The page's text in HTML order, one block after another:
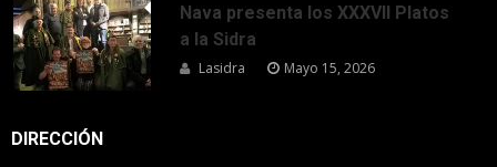
Nava presenta los XXXVII Platos
a la Sidra
Lasidra Mayo 15, 2026
DIRECCIÓN